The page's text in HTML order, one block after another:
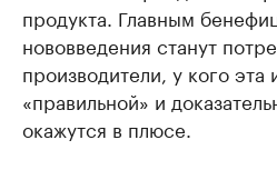
продукта. Главным
нововведения станут
производители, у кого эта
«правильной» и
окажутся в плюсе.